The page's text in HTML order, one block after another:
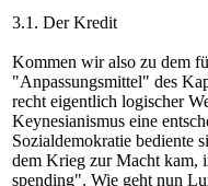
3.1. Der Kredit
Kommen wir also zu dem
"Anpassungsmittel" des
recht eigentlich logischer
Keynesianismus eine
Sozialdemokratie bediente
dem Krieg zur Macht kam,
spending". Wie geht nun